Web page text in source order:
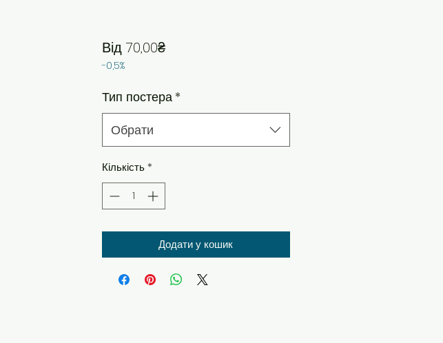
Від70,00₴За розпродажем
-0,5%
Тип постера *
Обрати
Кількість *
Додати у кошик